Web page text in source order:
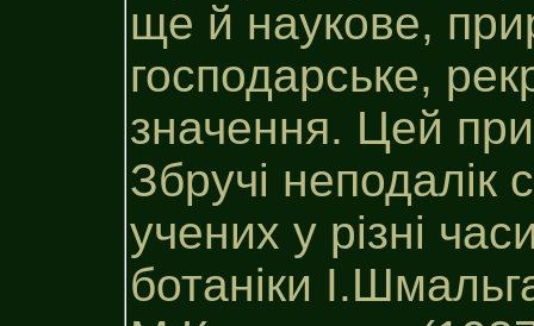
ще й наукове,
господарське,
значення. Цей
Збручі неподалік
учених у різні
ботаніки